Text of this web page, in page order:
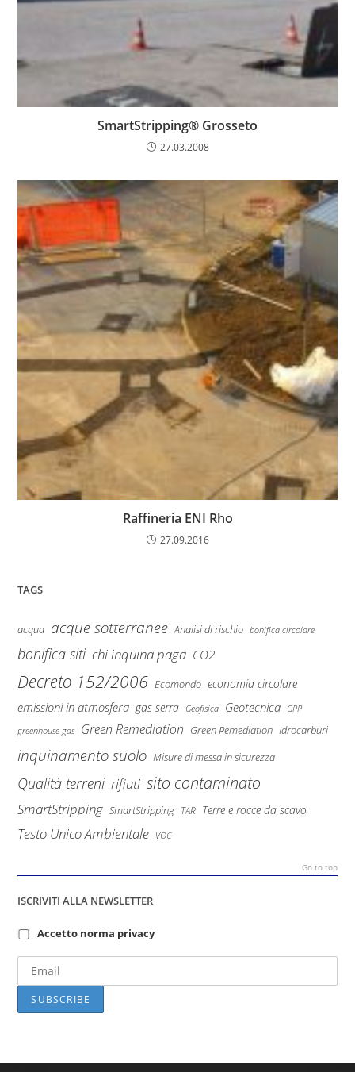
SmartStripping® Grosseto
27.03.2008
Raffineria ENI Rho
27.09.2016
TAGS
acqua acque sotterranee Analisi di rischio bonifica circolare
bonifica siti chi inquina paga CO2
Decreto 152/2006 Ecomondo economia circolare
emissioni in atmosfera gas serra Geofisica Geotecnica GPP
greenhouse gas Green Remediation Green Remediation Idrocarburi
inquinamento suolo Misure di messa in sicurezza
Qualità terreni rifiuti sito contaminato
SmartStripping SmartStripping TAR Terre e rocce da scavo
Testo Unico Ambientale VOC
Go to top
ISCRIVITI ALLA NEWSLETTER
Accetto norma privacy